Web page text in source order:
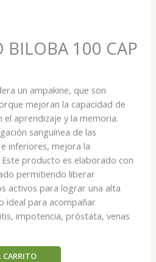
BILOBA 100 CAP
un ampakine, que son
mejoran la capacidad de
aprendizaje y la memoria.
sanguínea de las
inferiores, mejora la
producto es elaborado con
permitiendo liberar
activos para lograr una alta
ideal para acompañar
impotencia, próstata, venas
CARRITO